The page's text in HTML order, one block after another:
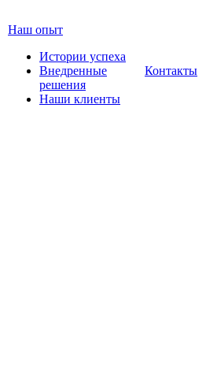
Наш опыт
Истории успеха
Внедренные
решения
Наши клиенты
Контакты